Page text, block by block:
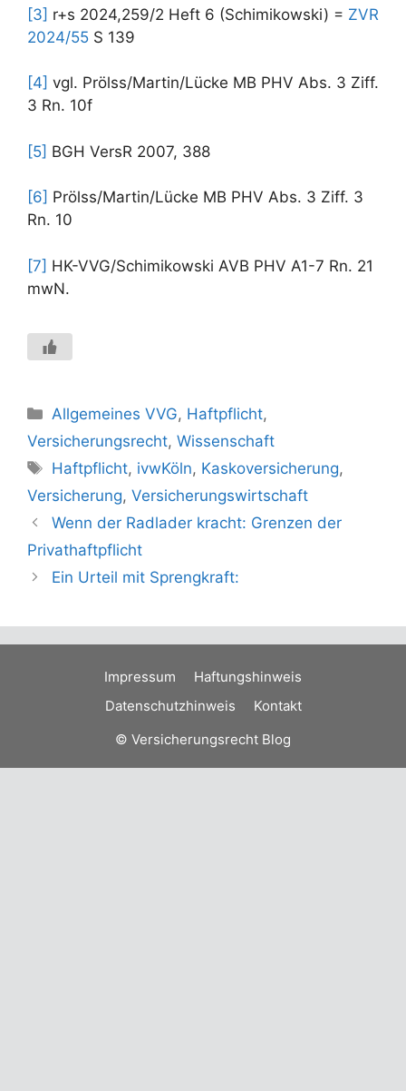
[3] r+s 2024,259/2 Heft 6 (Schimikowski) = ZVR
2024/55 S 139
[4] vgl. Prölss/Martin/Lücke MB PHV Abs. 3 Ziff.
3 Rn. 10f
[5] BGH VersR 2007, 388
[6] Prölss/Martin/Lücke MB PHV Abs. 3 Ziff. 3
Rn. 10
[7] HK-VVG/Schimikowski AVB PHV A1-7 Rn. 21
mwN.
Kategorien
Allgemeines VVG, Haftpflicht,
Versicherungsrecht, Wissenschaft
Schlagwörter
Haftpflicht, ivwKöln, Kaskoversicherung,
Versicherung, Versicherungswirtschaft
Wenn der Radlader kracht: Grenzen der
Privathaftpflicht
Ein Urteil mit Sprengkraft:
Impressum
Haftungshinweis
Datenschutzhinweis
Kontakt
© Versicherungsrecht Blog